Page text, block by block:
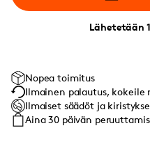
Lähetetään
Nopea toimitus
Ilmainen palautus, kokeile
Ilmaiset säädöt ja
Aina 30 päivän